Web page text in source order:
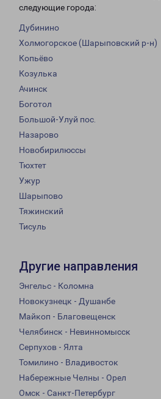
следующие города:
Дубинино
Холмогорское (Шарыповский р-н)
Копьёво
Козулька
Ачинск
Боготол
Большой-Улуй пос.
Назарово
Новобирилюссы
Тюхтет
Ужур
Шарыпово
Тяжинский
Тисуль
Другие направления
Энгельс - Коломна
Новокузнецк - Душанбе
Майкоп - Благовещенск
Челябинск - Невинномысск
Серпухов - Ялта
Томилино - Владивосток
Набережные Челны - Орел
Омск - Санкт-Петербург